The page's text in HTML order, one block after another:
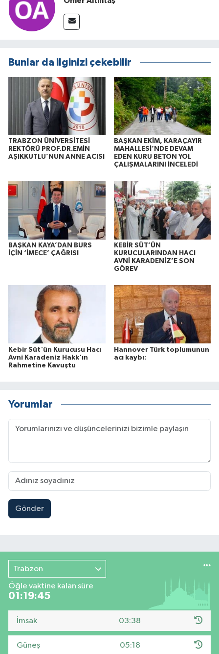
Bunlar da ilginizi çekebilir
TRABZON ÜNİVERSİTESİ
REKTÖRÜ PROF.DR.EMİN
AŞIKKUTLU’NUN ANNE ACISI
BAŞKAN EKİM, KARAÇAYIR
MAHALLESİ’NDE DEVAM
EDEN KURU BETON YOL
ÇALIŞMALARINI İNCELEDİ
BAŞKAN KAYA’DAN BURS
İÇİN ‘İMECE’ ÇAĞRISI
KEBİR SÜT’ÜN
KURUCULARINDAN HACI
AVNİ KARADENİZ’E SON
GÖREV
Kebir Süt'ün Kurucusu Hacı
Avni Karadeniz Hakk'ın
Rahmetine Kavuştu
Hannover Türk toplumunun
acı kaybı:
Yorumlar
Gönder
Trabzon
Öğle vaktine kalan süre
01:19:44
İmsak 03:38
Güneş 05:18